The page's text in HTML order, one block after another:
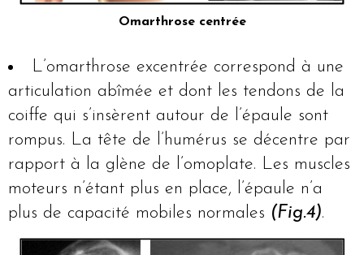
Omarthrose centrée
L’omarthrose excentrée correspond à une
articulation abîmée et dont les tendons de la
coiffe qui s’insèrent autour de l’épaule sont
rompus. La tête de l’humérus se décentre par
rapport à la glène de l’omoplate. Les muscles
moteurs n’étant plus en place, l’épaule n’a
plus de capacité mobiles normales (Fig.4).